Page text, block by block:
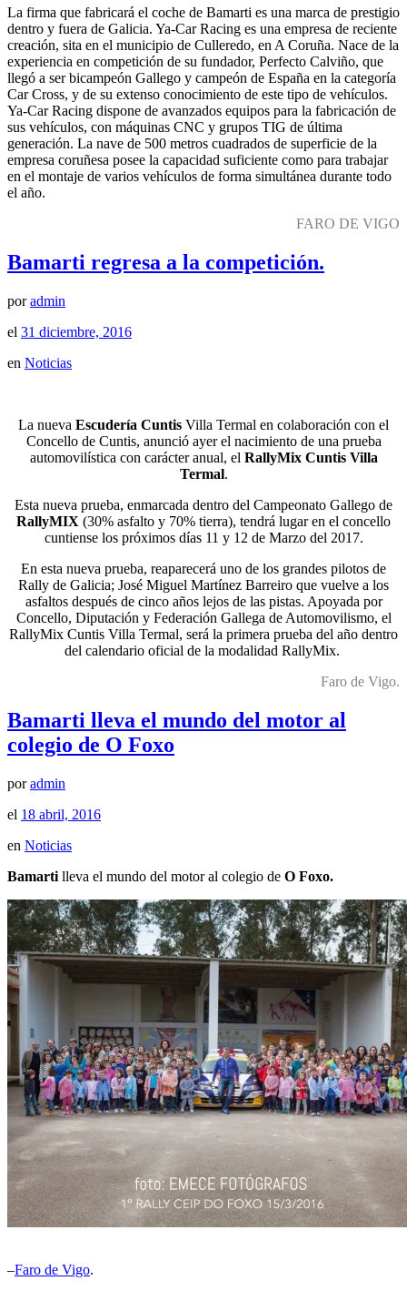
La firma que fabricará el coche de Bamarti es una marca de prestigio
dentro y fuera de Galicia. Ya-Car Racing es una empresa de reciente
creación, sita en el municipio de Culleredo, en A Coruña. Nace de la
experiencia en competición de su fundador, Perfecto Calviño, que
llegó a ser bicampeón Gallego y campeón de España en la categoría
Car Cross, y de su extenso conocimiento de este tipo de vehículos.
Ya-Car Racing dispone de avanzados equipos para la fabricación de
sus vehículos, con máquinas CNC y grupos TIG de última
generación. La nave de 500 metros cuadrados de superficie de la
empresa coruñesa posee la capacidad suficiente como para trabajar
en el montaje de varios vehículos de forma simultánea durante todo
el año.
FARO DE VIGO
Bamarti regresa a la competición.
poradmin
el 31 diciembre, 2016
en Noticias
La nueva Escudería Cuntis Villa Termal en colaboración con el
Concello de Cuntis, anunció ayer el nacimiento de una prueba
automovilística con carácter anual, el RallyMix Cuntis Villa
Termal.
Esta nueva prueba, enmarcada dentro del Campeonato Gallego de
RallyMIX (30% asfalto y 70% tierra), tendrá lugar en el concello
cuntiense los próximos días 11 y 12 de Marzo del 2017.
En esta nueva prueba, reaparecerá uno de los grandes pilotos de
Rally de Galicia; José Miguel Martínez Barreiro que vuelve a los
asfaltos después de cinco años lejos de las pistas. Apoyada por
Concello, Diputación y Federación Gallega de Automovilismo, el
RallyMix Cuntis Villa Termal, será la primera prueba del año dentro
del calendario oficial de la modalidad RallyMix.
Faro de Vigo.
Bamarti lleva el mundo del motor al
colegio de O Foxo
poradmin
el 18 abril, 2016
en Noticias
Bamarti lleva el mundo del motor al colegio de O Foxo.
–Faro de Vigo.